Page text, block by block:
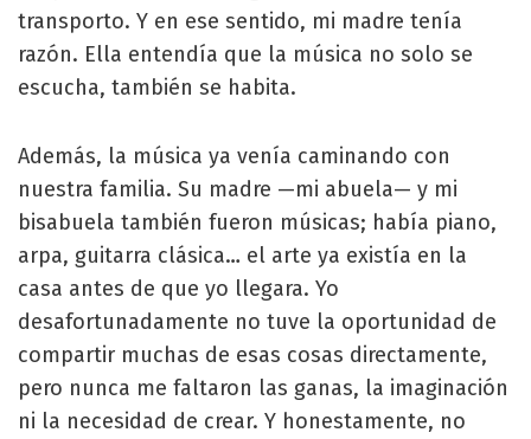
transporto. Y en ese sentido, mi madre tenía
razón. Ella entendía que la música no solo se
escucha, también se habita.
Además, la música ya venía caminando con
nuestra familia. Su madre —mi abuela— y mi
bisabuela también fueron músicas; había piano,
arpa, guitarra clásica… el arte ya existía en la
casa antes de que yo llegara. Yo
desafortunadamente no tuve la oportunidad de
compartir muchas de esas cosas directamente,
pero nunca me faltaron las ganas, la imaginación
ni la necesidad de crear. Y honestamente, no